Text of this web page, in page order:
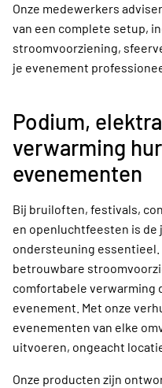
Onze medewerkers
van een complete setup,
stroomvoorziening,
je evenement
Podium,
verwarming
evenementen
Bij bruiloften, festivals,
en openluchtfeesten is
ondersteuning essentieel.
betrouwbare
comfortabele verwarming
evenement. Met onze
evenementen van elke
uitvoeren, ongeacht
Onze producten zijn